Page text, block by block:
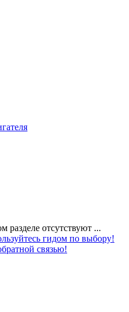
разделе отсутствуют ...
гидом по выбору!
связью!